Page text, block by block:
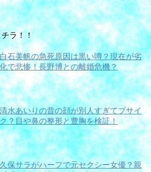
ラ！！
白石美帆の急死原因は黒い噂？現在が劣
化で悲惨！長野博との離婚危機？
清水あいりの昔の顔が別人すぎてブサイ
ク？目や鼻の整形と豊胸を検証！
久保サラがハーフで元セクシー女優？親